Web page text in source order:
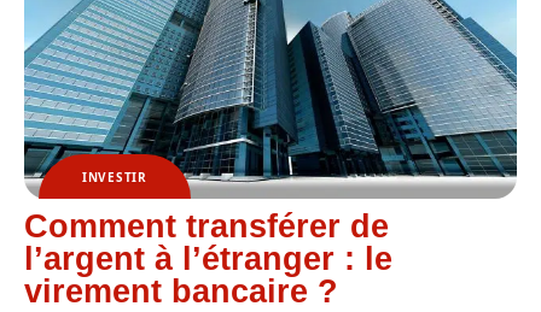
INVESTIR
Comment transférer de
l’argent à l’étranger : le
virement bancaire ?